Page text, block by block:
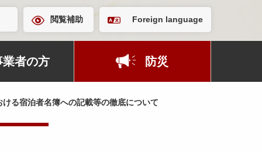
閲覧補助 Foreign language
業者の方 防災
ける宿泊者名簿への記載等の徹底について